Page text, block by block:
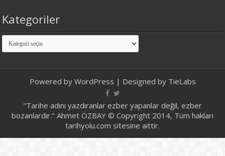
Kategoriler
Kategoriler
Powered by WordPress | Designed by TieLabs
"Tarihe adını yazdıranlar ezber yapanlar değil, ezber
bozanlardır." Ahmet ÖZBAY © Copyright 2014, Tüm hakları
tarihyolu.com sitesine aittir.